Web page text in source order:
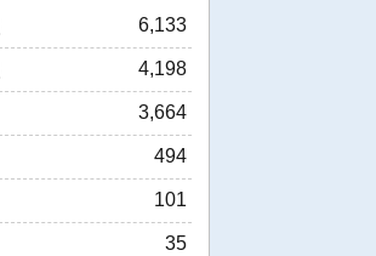
6,133
4,198
3,664
494
101
35